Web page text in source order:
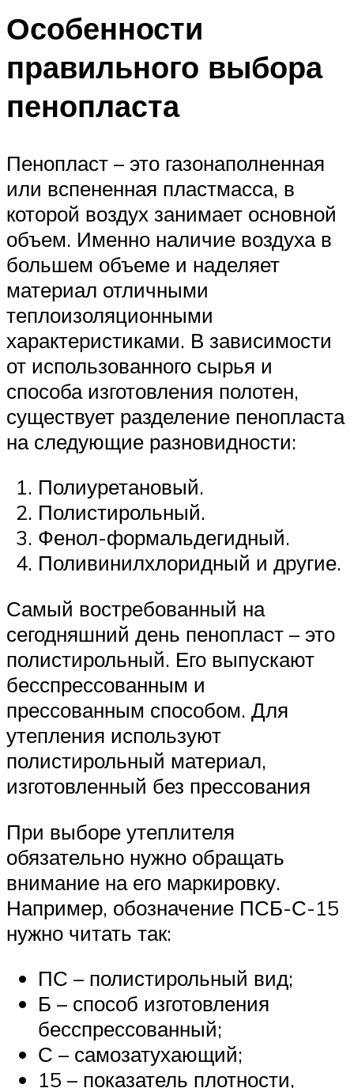
Особенности
правильного выбора
пенопласта
Пенопласт – это газонаполненная
или вспененная пластмасса, в
которой воздух занимает основной
объем. Именно наличие воздуха в
большем объеме и наделяет
материал отличными
теплоизоляционными
характеристиками. В зависимости
от использованного сырья и
способа изготовления полотен,
существует разделение пенопласта
на следующие разновидности:
Полиуретановый.
Полистирольный.
Фенол-формальдегидный.
Поливинилхлоридный и другие.
Самый востребованный на
сегодняшний день пенопласт – это
полистирольный. Его выпускают
бесспрессованным и
прессованным способом. Для
утепления используют
полистирольный материал,
изготовленный без прессования
При выборе утеплителя
обязательно нужно обращать
внимание на его маркировку.
Например, обозначение ПСБ-С-15
нужно читать так:
ПС – полистирольный вид;
Б – способ изготовления
бесспрессованный;
С – самозатухающий;
15 – показатель плотности,